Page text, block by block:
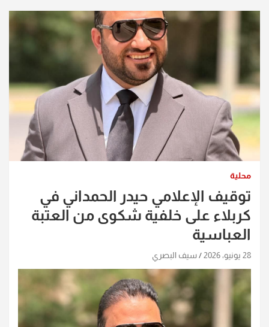
محلية
توقيف الإعلامي حيدر الحمداني في
كربلاء على خلفية شكوى من العتبة
العباسية
28 يونيو، 2026 سيف البصري